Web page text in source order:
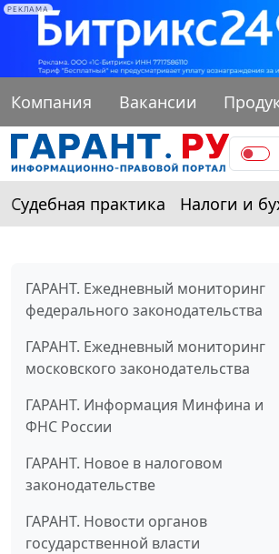
РЕКЛАМА
Компания Вакансии
Судебная практика Налоги и
ГАРАНТ. Ежедневный мониторинг
федерального законодательства
ГАРАНТ. Ежедневный мониторинг
московского законодательства
ГАРАНТ. Информация Минфина и
ФНС России
ГАРАНТ. Новое в налоговом
законодательстве
ГАРАНТ. Новости органов
государственной власти